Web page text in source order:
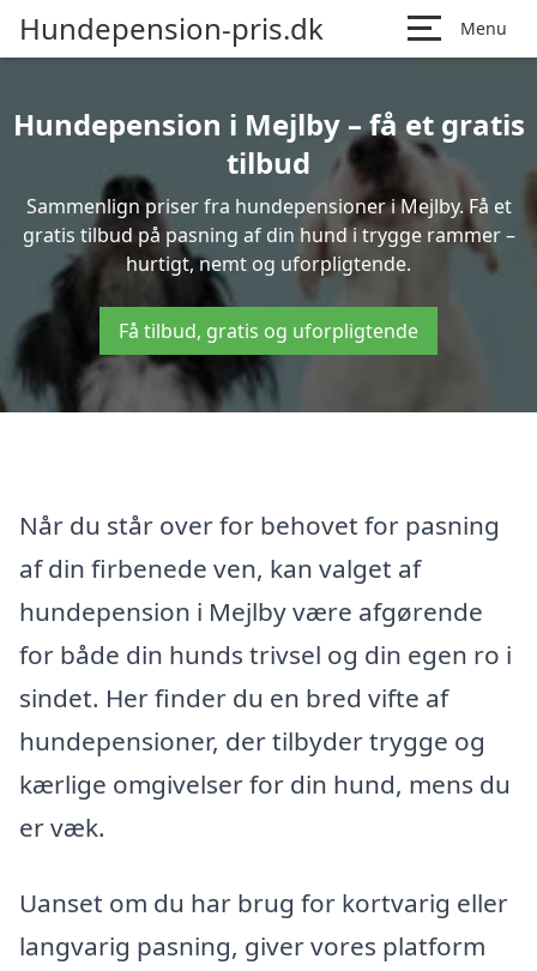
Hundepension-pris.dk Menu
Hundepension i Mejlby – få et gratis
tilbud
Sammenlign priser fra hundepensioner i Mejlby. Få et
gratis tilbud på pasning af din hund i trygge rammer –
hurtigt, nemt og uforpligtende.
Få tilbud, gratis og uforpligtende
Når du står over for behovet for pasning
af din firbenede ven, kan valget af
hundepension i Mejlby være afgørende
for både din hunds trivsel og din egen ro i
sindet. Her finder du en bred vifte af
hundepensioner, der tilbyder trygge og
kærlige omgivelser for din hund, mens du
er væk.
Uanset om du har brug for kortvarig eller
langvarig pasning, giver vores platform